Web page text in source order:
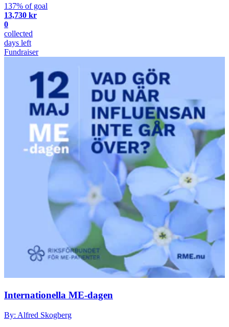
137% of goal
13,730 kr
0
collected
days left
Fundraiser
Internationella ME-dagen
By: Alfred Skogberg